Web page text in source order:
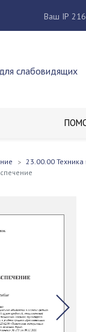
Ваш IP
слабовидящих
23.00.00 Техника